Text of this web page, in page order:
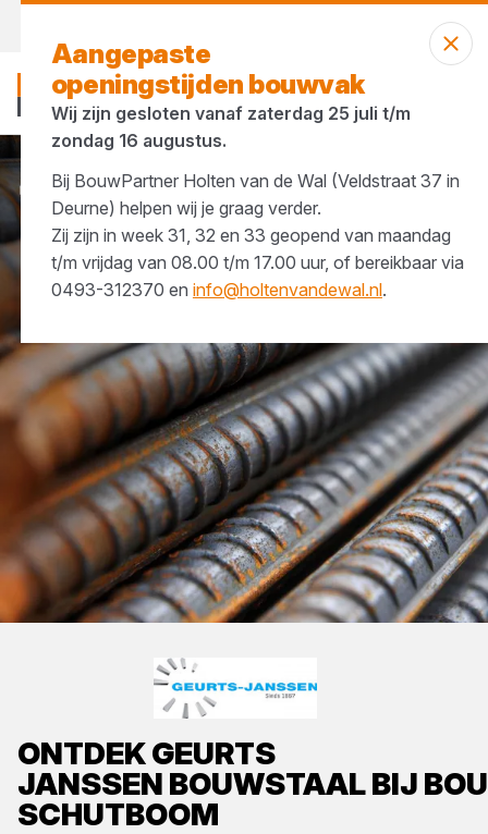
ONTDEKGEURTS
JANSSEN BOUWSTAALBIJ
SCHUTBOOM
Merken Geurts Janssen
Aangepaste
openingstijden bouwvak
Wij zijn gesloten vanaf zaterdag 25 juli t/m
zondag 16 augustus.
Bij BouwPartner Holten van de Wal (Veldstraat 37 in
Deurne) helpen wij je graag verder.
Zij zijn in week 31, 32 en 33 geopend van maandag
t/m vrijdag van 08.00 t/m 17.00 uur, of bereikbaar via
0493-312370 en info@holtenvandewal.nl.